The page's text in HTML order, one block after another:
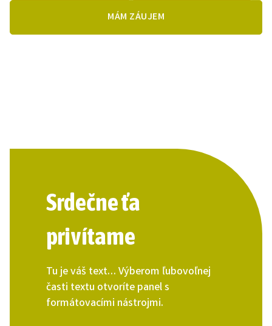
MÁM ZÁUJEM
Srdečne ťa
privítame
Tu je váš text… Výberom ľubovoľnej
časti textu otvoríte panel s
formátovacími nástrojmi.